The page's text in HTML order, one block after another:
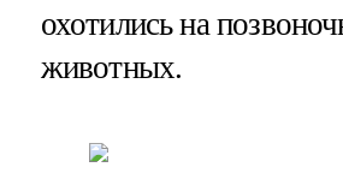
охотились на
животных.